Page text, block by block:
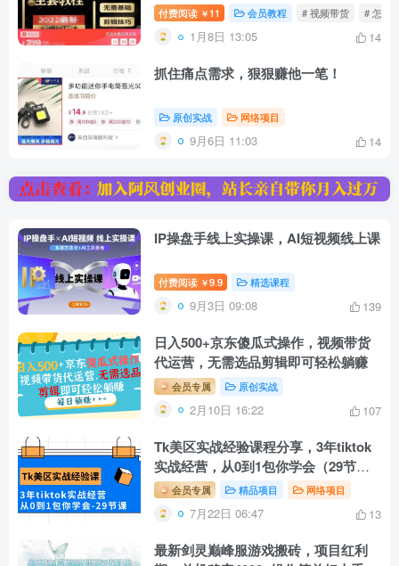
付费阅读 ￥ 11 会员教程 # 视频带货 # 怎么
1月8日 13:05 14
抓住痛点需求，狠狠赚他一笔！
原创实战 网络项目
9月6日 11:03 14
IP操盘手线上实操课，AI短视频线上课
付费阅读 ￥9.9 精选课程
9月3日 09:08 139
日入500+京东傻瓜式操作，视频带货
代运营，无需选品剪辑即可轻松躺赚
会员专属 原创实战
2月10日 16:22 107
Tk美区实战经验课程分享，3年tiktok
实战经营，从0到1包你学会（29节
课）会员专属 精品项目 网络项目
7月22日 06:47 13
最新剑灵巅峰服游戏搬砖，项目红利